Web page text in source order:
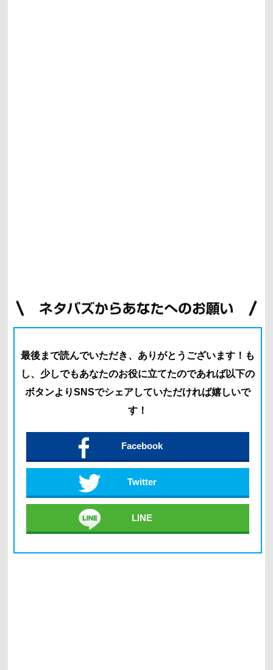
最後まで読んでいただき、ありがとうございます！ も
し、少しでもあなたのお役に立てたのであれば以下の
ボタンよりSNSでシェアしていただければ嬉しいで
す！
Facebook
Twitter
LINE